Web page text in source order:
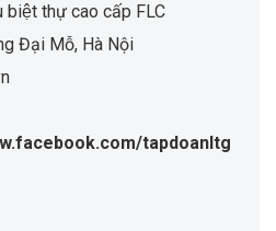
biệt thự cao cấp FLC
Đại Mỗ, Hà Nội
tapdoanltg